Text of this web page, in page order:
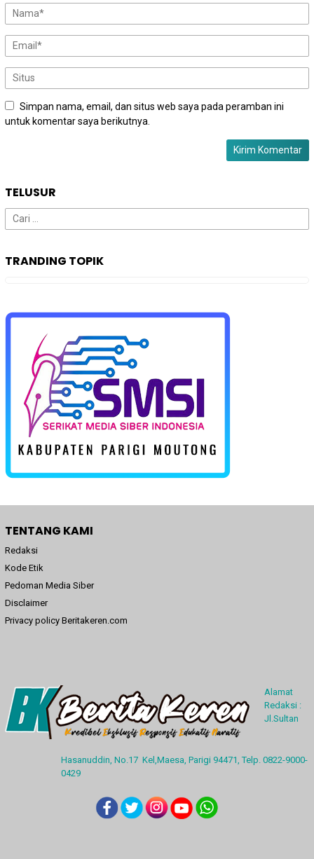
Simpan nama, email, dan situs web saya pada peramban ini
untuk komentar saya berikutnya.
TELUSUR
Cari
untuk:
TRANDING TOPIK
TENTANG KAMI
Redaksi
Kode Etik
Pedoman Media Siber
Disclaimer
Privacy policy Beritakeren.com
Alamat
Redaksi :
Jl.Sultan
Hasanuddin, No.17 Kel,Maesa, Parigi 94471, Telp. 0822-9000-
0429